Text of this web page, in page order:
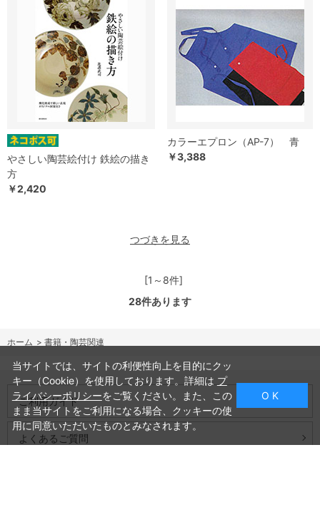
やさしい陶芸絵付け 鉄絵の描き
方
￥2,420
カラーエプロン（AP-7） 青
￥3,388
つづきを見る
[1～8件]
28件あります
ホーム > 書籍・陶芸関連
ご利用ガイド
よくあるご質問
当サイトでは、サイトの利便性向上を目的にクッ
キー（Cookie）を使用しております。詳細は プ
ライバシーポリシーをご覧ください。また、この
まま当サイトをご利用になる場合、クッキーの使
用に同意いただいたものとみなされます。
O K